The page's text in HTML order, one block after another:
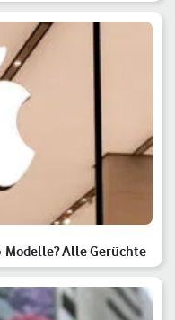
Modelle? Alle Gerüchte